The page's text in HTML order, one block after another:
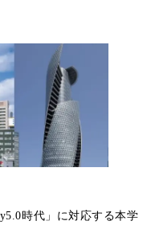
時代」に対応する本学